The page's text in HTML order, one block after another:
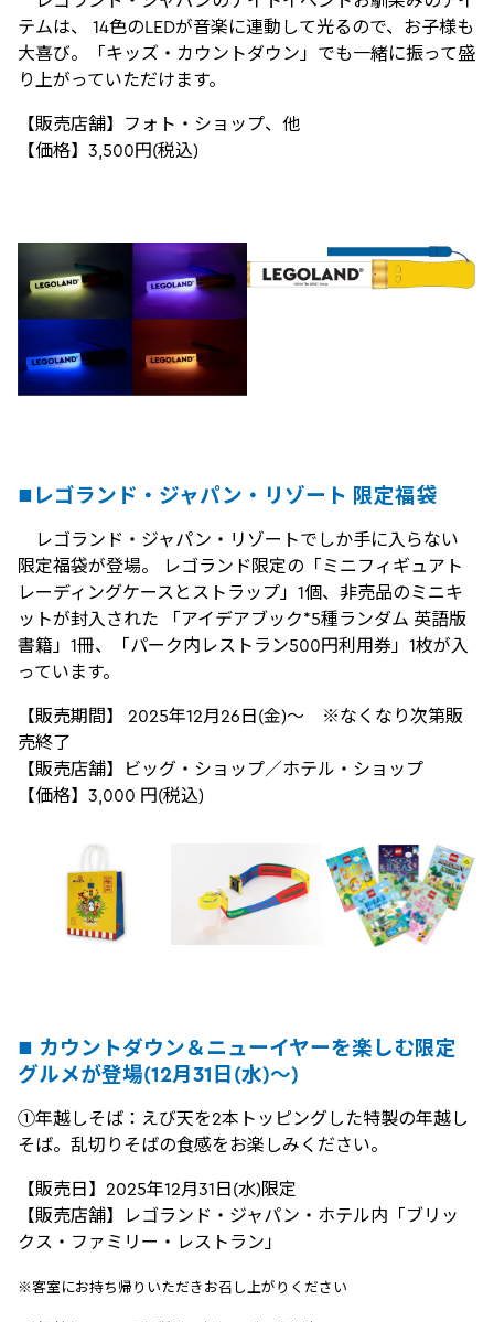
テムは、 14色のLEDが音楽に連動して光るので、お子様も
大喜び。「キッズ・カウントダウン」でも一緒に振って盛
り上がっていただけます。
【販売店舗】フォト・ショップ、他
【価格】3,500円(税込)
■レゴランド・ジャパン・リゾート 限定福袋
レゴランド・ジャパン・リゾートでしか手に入らない
限定福袋が登場。 レゴランド限定の「ミニフィギュアト
レーディングケースとストラップ」1個、非売品のミニキ
ットが封入された 「アイデアブック*5種ランダム 英語版
書籍」1冊、「パーク内レストラン500円利用券」1枚が入
っています。
【販売期間】 2025年12月26日(金)～ ※なくなり次第販
売終了
【販売店舗】ビッグ・ショップ／ホテル・ショップ
【価格】3,000 円(税込)
■ カウントダウン＆ニューイヤーを楽しむ限定
グルメが登場(12月31日(水)～)​
①年越しそば：えび天を2本トッピングした特製の年越し
そば。乱切りそばの食感をお楽しみください。
【販売日】2025年12月31日(水)限定
【販売店舗】レゴランド・ジャパン・ホテル内「ブリッ
クス・ファミリー・レストラン」
※客室にお持ち帰りいただきお召し上がりください